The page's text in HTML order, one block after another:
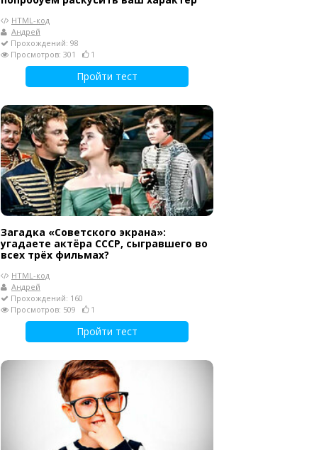
HTML-код
Андрей
Прохождений: 98
Просмотров: 301
1
Пройти тест
Загадка «Советского экрана»:
угадаете актёра СССР, сыгравшего во
всех трёх фильмах?
HTML-код
Андрей
Прохождений: 160
Просмотров: 509
1
Пройти тест